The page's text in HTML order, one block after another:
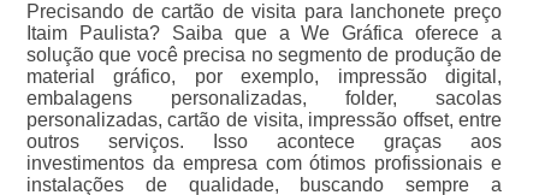
Precisando de cartão de visita para lanchonete preço
Itaim Paulista? Saiba que a We Gráfica oferece a
solução que você precisa no segmento de produção de
material gráfico, por exemplo, impressão digital,
embalagens personalizadas, folder, sacolas
personalizadas, cartão de visita, impressão offset, entre
outros serviços. Isso acontece graças aos
investimentos da empresa com ótimos profissionais e
instalações de qualidade, buscando sempre a